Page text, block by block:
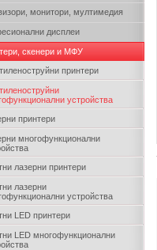
монитори, мултимедия
дисплеи
скенери и МФУ
принтери
устройства
принтери
многофункционални
лазерни принтери
лазерни
устройства
LED принтери
LED многофункционални